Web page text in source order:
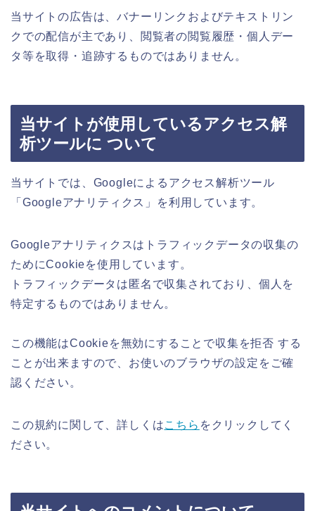
当サイトの広告は、バナーリンクおよびテキストリン
クでの配信が主であり、閲覧者の閲覧履歴・個人デー
タ等を取得・追跡するものではありません。
当サイトが使用しているアクセス解
析ツールに ついて
当サイトでは、Googleによるアクセス解析ツール
「Googleアナリティクス」を利用しています。
Googleアナリティクスはトラフィックデータの収集の
ためにCookieを使用しています。
トラフィックデータは匿名で収集されており、個人を
特定するものではありません。
この機能はCookieを無効にすることで収集を拒否 する
ことが出来ますので、お使いのブラウザの設定をご確
認ください。
この規約に関して、詳しくはこちら をクリックしてく
ださい。